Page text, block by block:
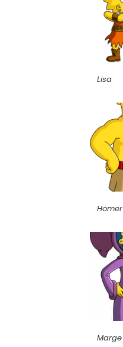
Lisa
Homer
Marge